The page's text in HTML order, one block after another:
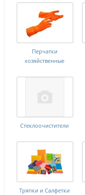
Перчатки
хозяйственные
Стеклоочистители
Тряпки и Салфетки